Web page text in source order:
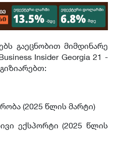
გაეცნობით მიმდინარე
Insider Georgia 21 -
(2025 წლის მარტი)
ექსპორტი (2025 წლის